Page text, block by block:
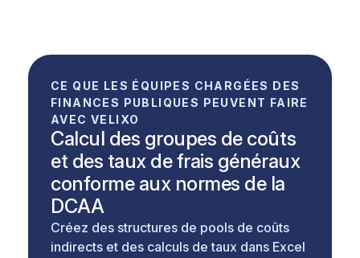
CE QUE LES ÉQUIPES CHARGÉES DES
FINANCES PUBLIQUES PEUVENT FAIRE
AVEC VELIXO
Calcul des groupes de coûts
et des taux de frais généraux
conforme aux normes de la
DCAA
Créez des structures de pools de coûts
indirects et des calculs de taux dans Excel